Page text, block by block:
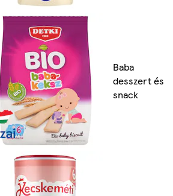
Baba
desszert és
snack